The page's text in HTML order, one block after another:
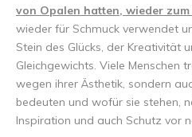
von Opalen hatten, wieder zum
wieder für Schmuck verwendet
Stein des Glücks, der Kreativität
Gleichgewichts. Viele Menschen
wegen ihrer Ästhetik, sondern
bedeuten und wofür sie stehen,
Inspiration und auch Schutz vor